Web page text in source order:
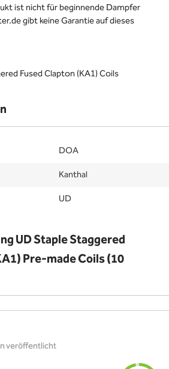
ist nicht für beginnende Dampfer
gibt keine Garantie auf dieses
Fused Clapton (KA1) Coils
DOA
Kanthal
UD
UD Staple Staggered
Pre-made Coils (10
veröffentlicht